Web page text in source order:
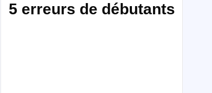
5 erreurs de débutants